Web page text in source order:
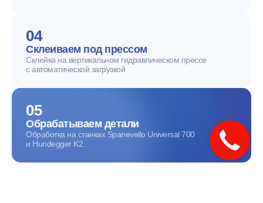
04
Склеиваем под прессом
Склейка на вертикальном гидравлическом прессе
с автоматической загрузкой
05
Обрабатываем детали
Обработка на станках Spanevello Universal 700
и Hundegger K2.